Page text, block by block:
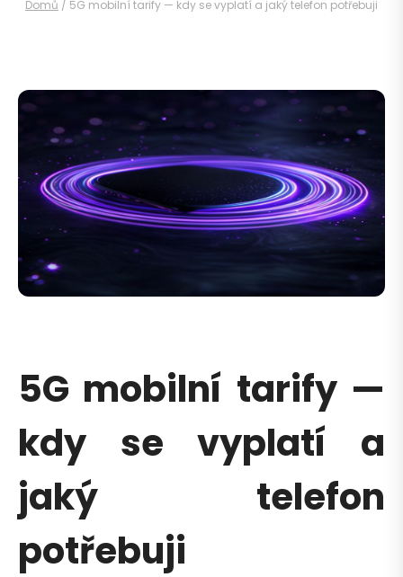
Domů / 5G mobilní tarify — kdy se vyplatí a jaký telefon potřebuji
5G mobilní tarify —
kdy se vyplatí a
jaký telefon
potřebuji